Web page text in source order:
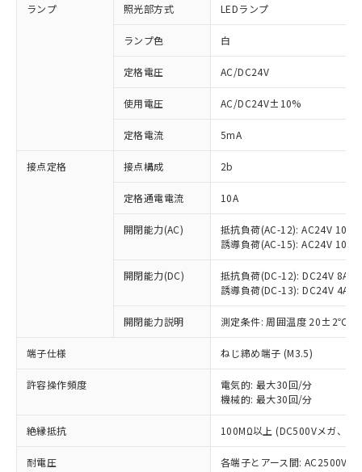
ランプ 照光部方式 LEDランプ
ランプ色 白
定格電圧 AC/DC24V
使用電圧 AC/DC24V±10%
定格電流 5mA
接点定格 接点構成 2b
定格通電電流 10A
開閉能力(AC)
抵抗負荷(AC-12): AC24V 10A/
誘導負荷(AC-15): AC24V
開閉能力(DC)
抵抗負荷(DC-12): DC24V 8A/
誘導負荷(DC-13): DC24V 4A/
開閉能力説明 測定条件: 周囲温度 20±2℃、
端子仕様 ねじ締め端子 (M3.5)
許容操作頻度
電気的: 最大30回/分
機械的: 最大30回/分
絶縁抵抗 100MΩ以上 (DC500Vメガ、点
耐電圧
各端子とアース間: AC2500V
ご利用条件
以下の条件をお読みいただき、同意のうえ
本サービスは、当社制御機器事業取扱
商品の当社在庫状況および標準価格
(税抜)を提供させていただくもので
当社制御機器事業取扱商品の中には、
本サービスの対象外となる商品もある
ことをご了承ください。
在庫状況および標準価格照会結果は、
記載している更新日時点での社内デー
タに基づき作成されるものであり、閲
覧された時点での実際の在庫および標
準価格とは異なる場合があることをご
対応済み：EU RoHS指令（10物質）の
非含有に対応した製品が提供可能な商品で
対応予定：EU RoHS指令（10物質）の非含
有に対応した製品に切り替える予定のある
対応予定なし：EU RoHS指令（10物質）の
非含有に非対応の商品で、対応品を出す予
調査・確認中：EU RoHS指令（10物質）の
非含有の対応状況を調査中または確認中の
非該当品：ライセンス料など無形物で、有
害物質有無と関係のない商品です。
仕入先様の事情により、非含有部品として
いたものが、含有品と判明した場合などや
むを得ず変更することがあります。
*EU RoHS指令（10物質）：
鉛(Pb) 1000ppm以下、 水銀(Hg) 1000ppm以下、 カド
六価クロム(Cr(Ⅵ)) 1000ppm以下、ポリ臭化ビフェニル
※1 中国RoHS○×表
「○」：最大均質材料含有率が中国RoHSの
基準値以下であることを示します。
「×」：最大均質材料含有率が中国RoHSの
基準値を超えていることを示します。
「－」：未確認です。当社販売部門へお問
*中国RoHS10物質の基準値 (GB/T26572)：
当社は、これら貴社製品のうち、外国
為替および外国貿易法に定める商品
（以下｢規制貨物等」という）を輸出
または国外への提供する場合は、日本
国政府の輸出許可(または役務取引許
可)を取得するなどの必要な手続きを